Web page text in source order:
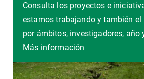
Consulta los proyectos e
estamos trabajando y también el
por ámbitos, investigadores, año
Más información